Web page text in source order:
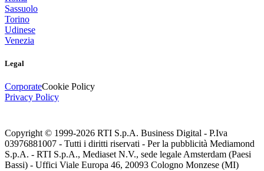
Sassuolo
Torino
Udinese
Venezia
Legal
CorporateCookie Policy
Privacy Policy
Copyright © 1999-2026 RTI S.p.A. Business Digital - P.Iva
03976881007 - Tutti i diritti riservati - Per la pubblicità Mediamond
S.p.A. - RTI S.p.A., Mediaset N.V., sede legale Amsterdam (Paesi
Bassi) - Uffici Viale Europa 46, 20093 Cologno Monzese (MI)